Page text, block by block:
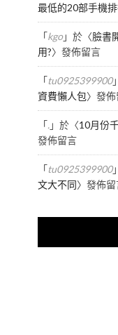
最低的20部手機
「kgo」於〈臉書
用?〉發佈留言
「tu0925399900
資費懶人包〉發
「.」於〈10月份
發佈留言
「tu0925399900
文大不同〉發佈留